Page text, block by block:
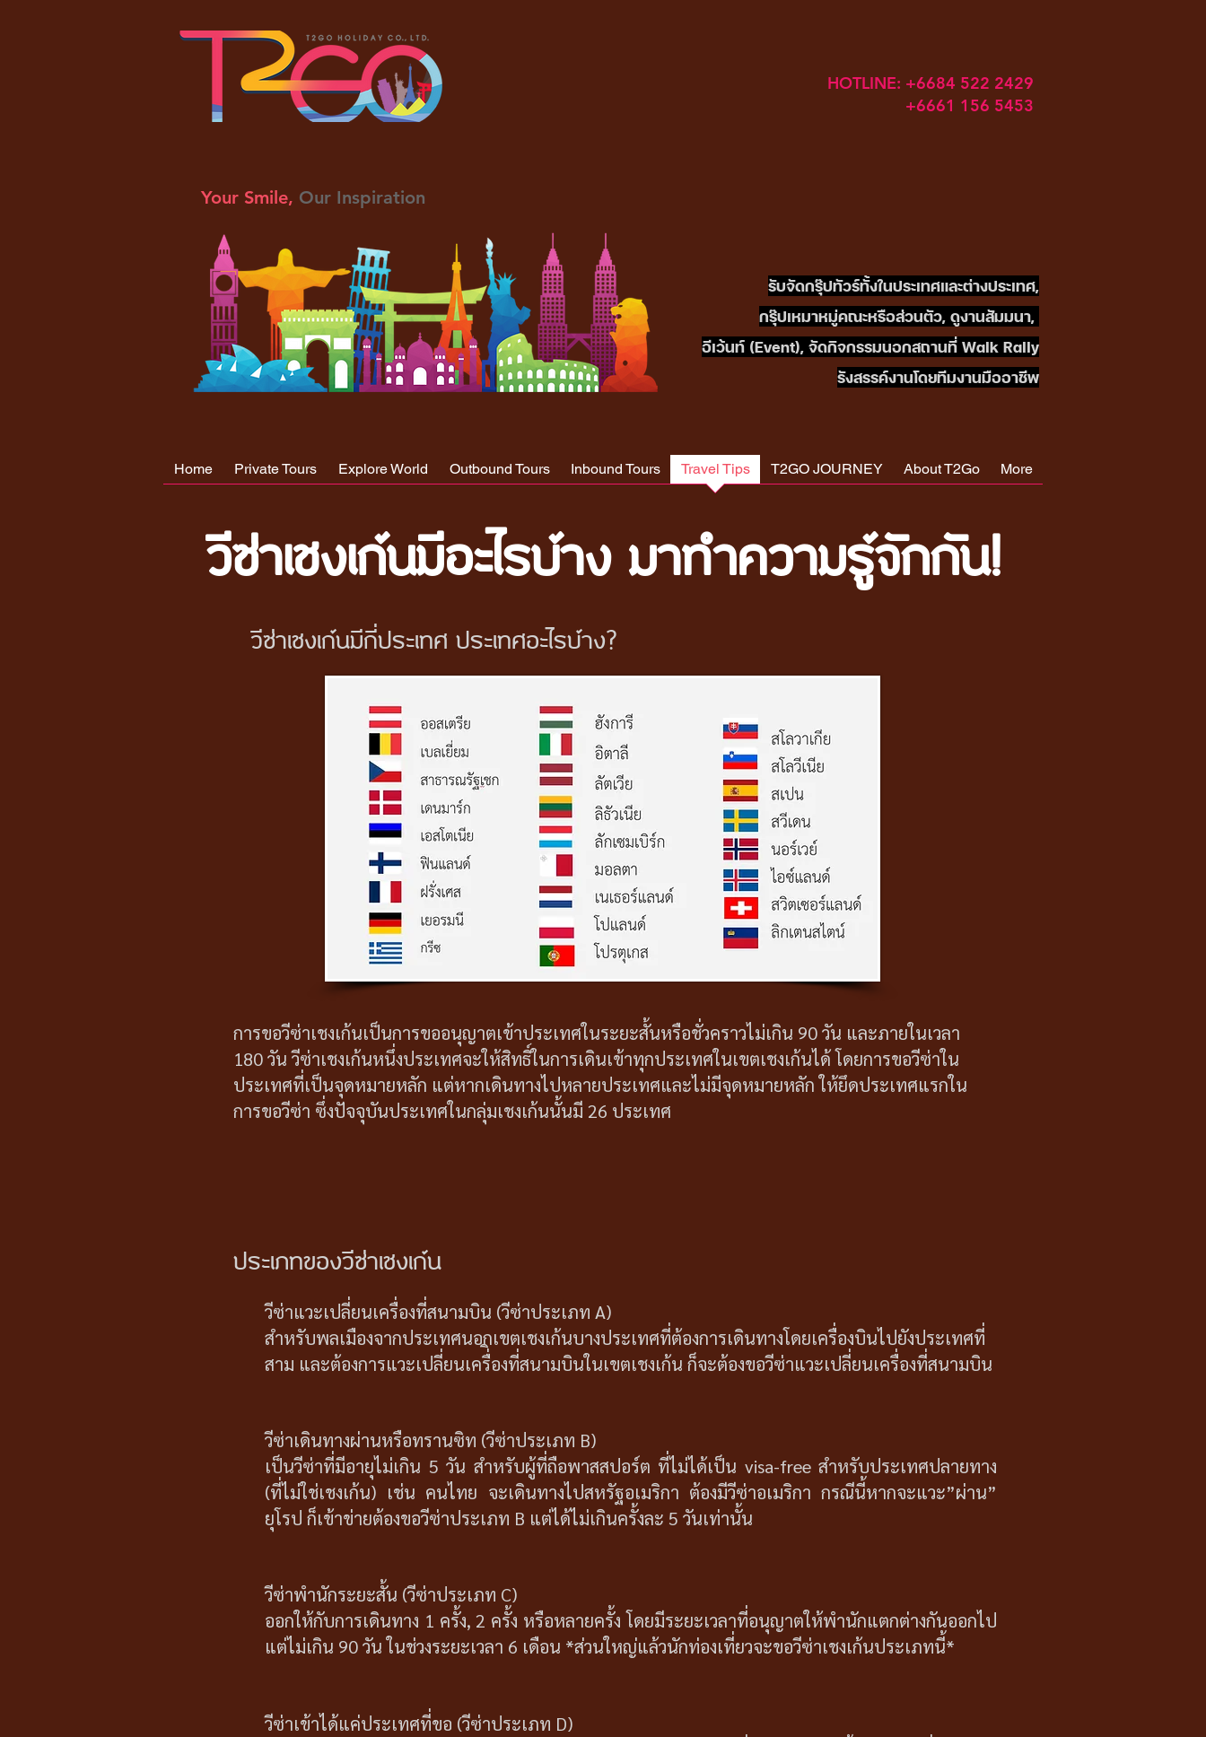
HOTLINE: +6684 522 2429
+6661 156 5453
Your Smile, Our Inspiration
รับจัดกรุ๊ปทัวร์ทั้งในประเทศและต่างประเทศ,
กรุ๊ปเหมาหมู่คณะหรือส่วนตัว, ดูงานสัมมนา,
อีเว้นท์ (Event), จัดกิจกรรมนอกสถานที่ Walk Rally
รังสรรค์งานโดยทีมงานมืออาชีพ
Home Private Tours Explore World Outbound Tours Inbound Tours Travel Tips T2GO JOURNEY About T2Go More
วีซ่าเชงเก้นมีอะไรบ้าง มาทำความรู้จักกัน!
วีซ่าเชงเก้นมีกี่ประเทศ ประเทศอะไรบ้าง?
การขอวีซ่าเชงเก้นเป็นการขออนุญาตเข้าประเทศในระยะสั้นหรือชั่วคราวไม่เกิน 90 วัน และภายในเวลา
180 วัน วีซ่าเชงเก้นหนึ่งประเทศจะให้สิทธิ์ในการเดินเข้าทุกประเทศในเขตเชงเก้นได้ โดยการขอวีซ่าใน
ประเทศที่เป็นจุดหมายหลัก แต่หากเดินทางไปหลายประเทศและไม่มีจุดหมายหลัก ให้ยึดประเทศแรกใน
การขอวีซ่า ซึ่งปัจจุบันประเทศในกลุ่มเชงเก้นนั้นมี 26 ประเทศ
ประเภทของวีซ่าเชงเก้น
วีซ่าแวะเปลี่ยนเครื่องที่สนามบิน (วีซ่าประเภท A)
สำหรับพลเมืองจากประเทศนอกเขตเชงเก้นบางประเทศที่ต้องการเดินทางโดยเครื่องบินไปยังประเทศที่
สาม และต้องการแวะเปลี่ยนเครื่ิองที่สนามบินในเขตเชงเก้น ก็จะต้องขอวีซ่าแวะเปลี่ยนเครื่องที่สนามบิน
วีซ่าเดินทางผ่านหรือทรานซิท (วีซ่าประเภท B)
เป็นวีซ่าที่มีอายุไม่เกิน 5 วัน สำหรับผู้ที่ถือพาสสปอร์ต ที่ไม่ได้เป็น visa-free สำหรับประเทศปลายทาง
(ที่ไม่ใช่เชงเก้น) เช่น คนไทย จะเดินทางไปสหรัฐอเมริกา ต้องมีวีซ่าอเมริกา กรณีนี้หากจะแวะ”ผ่าน”
ยุโรป ก็เข้าข่ายต้องขอวีซ่าประเภท B แต่ได้ไม่เกินครั้งละ 5 วันเท่านั้น
วีซ่าพำนักระยะสั้น (วีซ่าประเภท C)
ออกให้กับการเดินทาง 1 ครั้ง, 2 ครั้ง หรือหลายครั้ง โดยมีระยะเวลาที่อนุญาตให้พำนักแตกต่างกันออกไป
แต่ไม่เกิน 90 วัน ในช่วงระยะเวลา 6 เดือน *ส่วนใหญ่แล้วนักท่องเที่ยวจะขอวีซ่าเชงเก้นประเภทนี้*
วีซ่าเข้าได้แค่ประเทศที่ขอ (วีซ่าประเภท D)